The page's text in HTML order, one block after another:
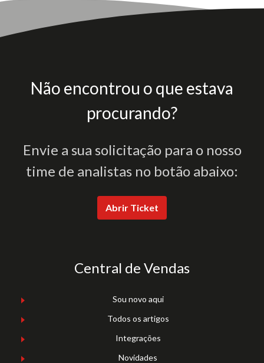
Não encontrou o que estava
procurando?
Envie a sua solicitação para o nosso
time de analistas no botão abaixo:
Abrir Ticket
Central de Vendas
Sou novo aqui
Todos os artigos
Integrações
Novidades